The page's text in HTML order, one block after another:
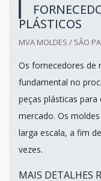
PLÁSTICOS
MVA MOLDES / SÃO
Os fornecedores de
fundamental no
peças plásticas
mercado. Os
larga escala, a fim
vezes.
MAIS DETALHES